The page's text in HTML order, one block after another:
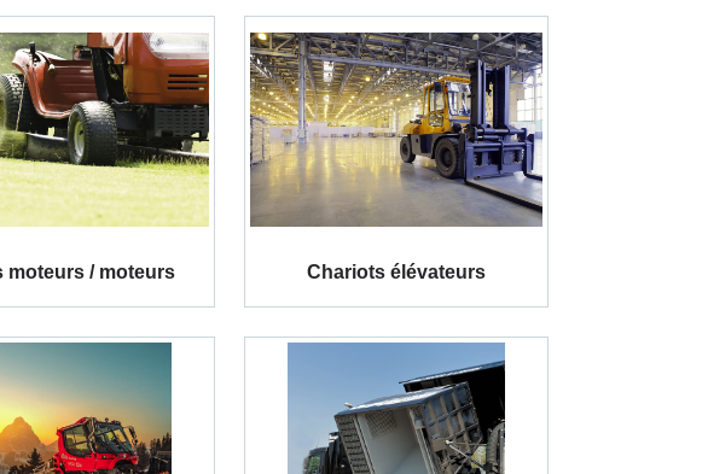
moteurs / moteurs Chariots élévateurs